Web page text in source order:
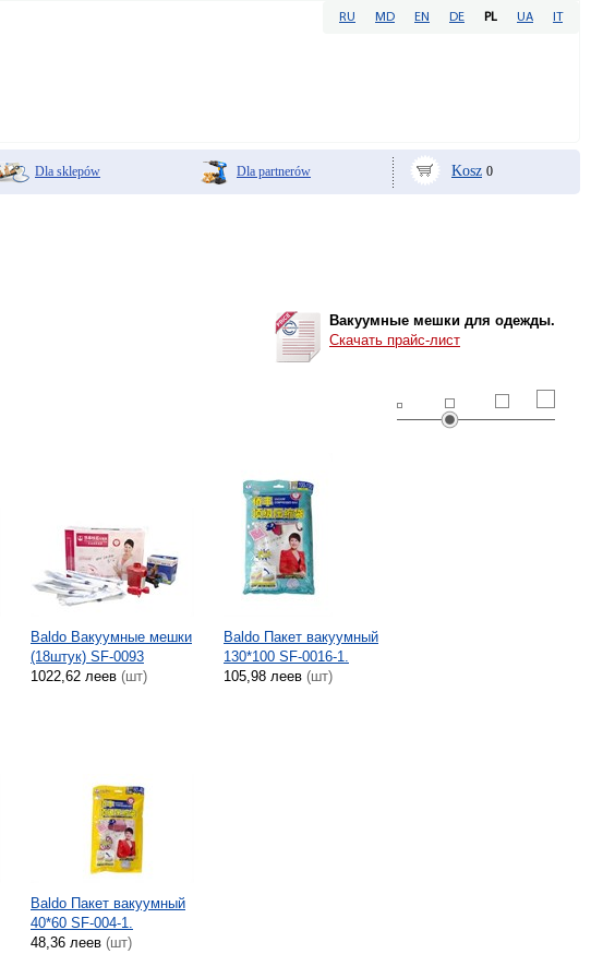
RU MD EN DE PL UA IT
Dla sklepów Dla partnerów Kosz 0
Вакуумные мешки для одежды.
Скачать прайс-лист
Baldo Вакуумные мешки
(18штук) SF-0093
1022,62 леев (шт)
Baldo Пакет вакуумный
130*100 SF-0016-1.
105,98 леев (шт)
Baldo Пакет вакуумный
40*60 SF-004-1.
48,36 леев (шт)